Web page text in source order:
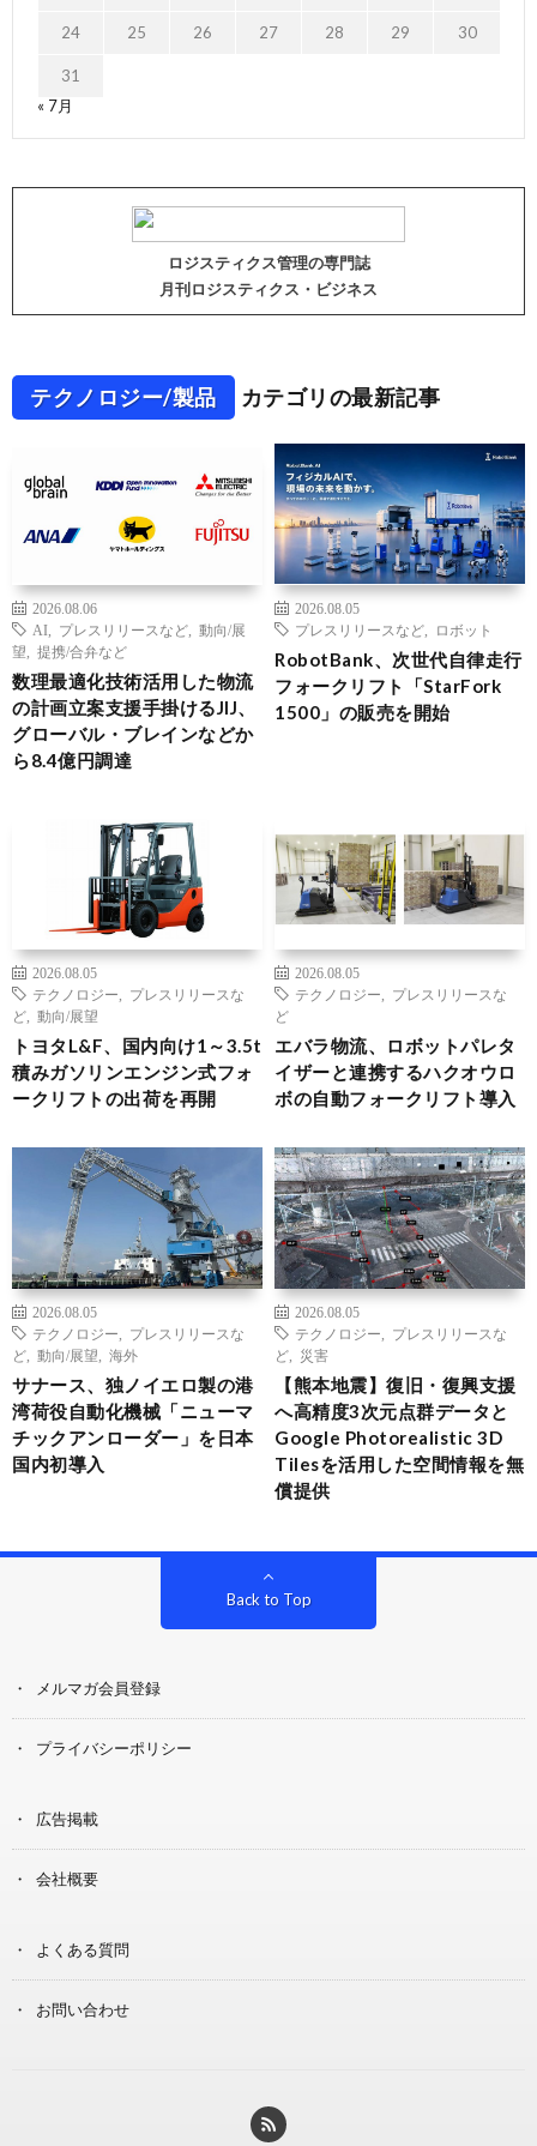
24 25 26 27 28 29 30
31
« 7月
ロジスティクス管理の専門誌
月刊ロジスティクス・ビジネス
テクノロジー/製品 カテゴリの最新記事
2026.08.06
AI
プレスリリースなど
動向/展
望
提携/合弁など
数理最適化技術活用した物流
の計画立案支援手掛けるJIJ、
グローバル・ブレインなどか
ら8.4億円調達
2026.08.05
プレスリリースなど
ロボット
RobotBank、次世代自律走行
フォークリフト「StarFork
1500」の販売を開始
2026.08.05
テクノロジー
プレスリリースな
ど
動向/展望
トヨタL&F、国内向け1～3.5t
積みガソリンエンジン式フォ
ークリフトの出荷を再開
2026.08.05
テクノロジー
プレスリリースな
ど
エバラ物流、ロボットパレタ
イザーと連携するハクオウロ
ボの自動フォークリフト導入
2026.08.05
テクノロジー
プレスリリースな
ど
動向/展望 海外
サナース、独ノイエロ製の港
湾荷役自動化機械「ニューマ
チックアンローダー」を日本
国内初導入
2026.08.05
テクノロジー
プレスリリースな
ど
災害
【熊本地震】復旧・復興支援
へ高精度3次元点群データと
Google Photorealistic 3D
Tilesを活用した空間情報を無
償提供
Back to Top
メルマガ会員登録
プライバシーポリシー
広告掲載
会社概要
よくある質問
お問い合わせ